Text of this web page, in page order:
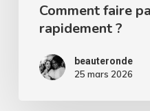
Comment faire
rapidement ?
beauteronde
25 mars 2026